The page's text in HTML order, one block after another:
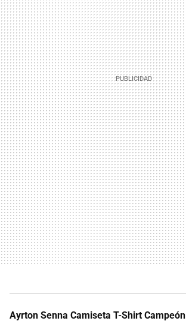
Ayrton Senna Camiseta T-Shirt Campeón